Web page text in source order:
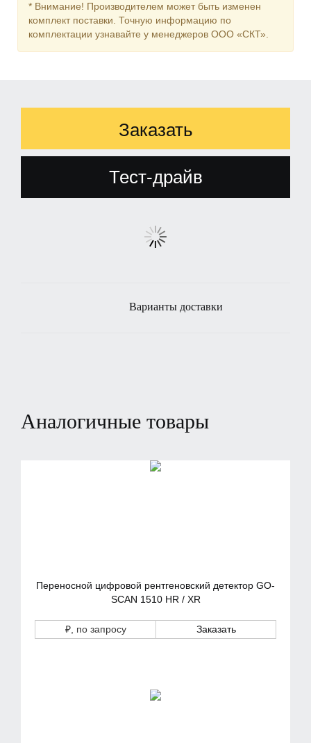
* Внимание! Производителем может быть изменен
комплект поставки. Точную информацию по
комплектации узнавайте у менеджеров ООО «СКТ».
Заказать
Тест-драйв
Варианты доставки
Аналогичные товары
Переносной цифровой рентгеновский детектор GO-
SCAN 1510 HR / XR
₽, по запросу Заказать